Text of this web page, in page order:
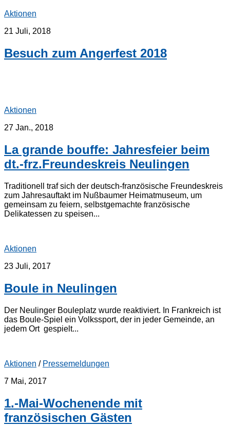
Aktionen
21 Juli, 2018
Besuch zum Angerfest 2018
Aktionen
27 Jan., 2018
La grande bouffe: Jahresfeier beim
dt.-frz.Freundeskreis Neulingen
Traditionell traf sich der deutsch-französische Freundeskreis
zum Jahresauftakt im Nußbaumer Heimatmuseum, um
gemeinsam zu feiern, selbstgemachte französische
Delikatessen zu speisen...
Aktionen
23 Juli, 2017
Boule in Neulingen
Der Neulinger Bouleplatz wurde reaktiviert. In Frankreich ist
das Boule-Spiel ein Volkssport, der in jeder Gemeinde, an
jedem Ort gespielt...
Aktionen / Pressemeldungen
7 Mai, 2017
1.-Mai-Wochenende mit
französischen Gästen